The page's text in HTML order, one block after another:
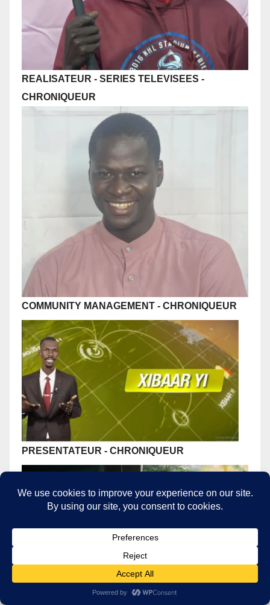
REALISATEUR - SERIES TELEVISEES -
CHRONIQUEUR
COMMUNITY MANAGEMENT - CHRONIQUEUR
PRESENTATEUR - CHRONIQUEUR